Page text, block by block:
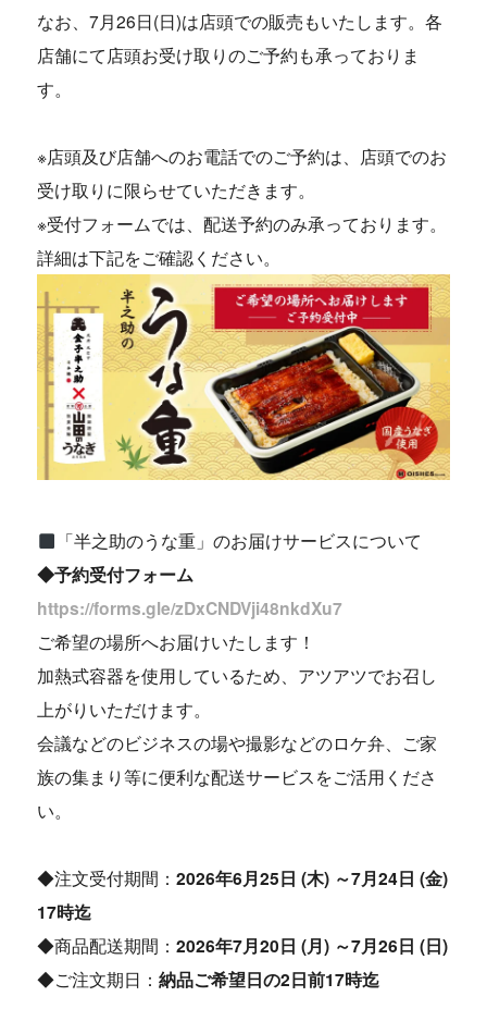
なお、7月26日(日)は店頭での販売もいたします。各
店舗にて店頭お受け取りのご予約も承っておりま
す。
※店頭及び店舗へのお電話でのご予約は、店頭でのお
受け取りに限らせていただきます。
※受付フォームでは、配送予約のみ承っております。
詳細は下記をご確認ください。
「半之助のうな重」のお届けサービスについて
◆予約受付フォーム
https://forms.gle/zDxCNDVji48nkdXu7
ご希望の場所へお届けいたします！
加熱式容器を使用しているため、アツアツでお召し
上がりいただけます。
会議などのビジネスの場や撮影などのロケ弁、ご家
族の集まり等に便利な配送サービスをご活用くださ
い。
◆注文受付期間：2026年6月25日 (木) ～7月24日 (金)
17時迄
◆商品配送期間：2026年7月20日 (月) ～7月26日 (日)
◆ご注文期日：納品ご希望日の2日前17時迄